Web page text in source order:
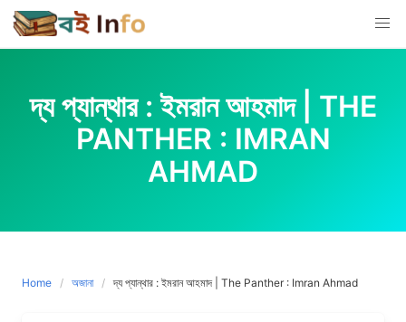
Skip
to
content
দ্য প্যান্থার : ইমরান আহমাদ | THE
PANTHER : IMRAN
AHMAD
Home অজানা দ্য প্যান্থার : ইমরান আহমাদ | The Panther : Imran Ahmad